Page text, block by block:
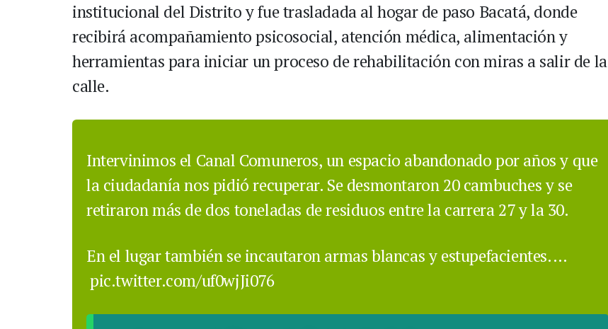
institucional del Distrito y fue trasladada al hogar de paso Bacatá, donde
recibirá acompañamiento psicosocial, atención médica, alimentación y
herramientas para iniciar un proceso de rehabilitación con miras a salir de la
calle.
Intervinimos el Canal Comuneros, un espacio abandonado por años y que
la ciudadanía nos pidió recuperar. Se desmontaron 20 cambuches y se
retiraron más de dos toneladas de residuos entre la carrera 27 y la 30.
En el lugar también se incautaron armas blancas y estupefacientes.…
pic.twitter.com/uf0wjJi076